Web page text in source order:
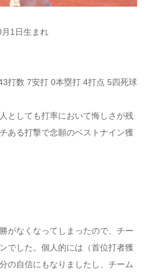
1日生まれ
打数 7安打 0本塁打 4打点 5四死球
としても打率において悔しさが残
ある打撃で念願のベストナイン獲
がなくなってしまったので、チー
でした。個人的には（首位打者獲
の自信にもなりましたし、チーム